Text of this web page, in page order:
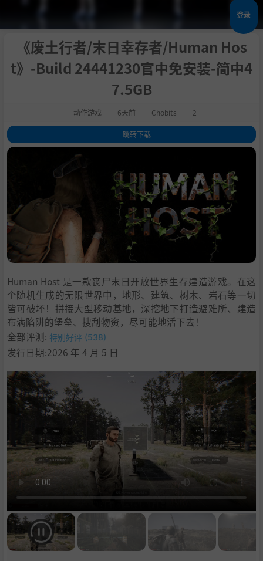
登录
《废土行者/末日幸存者/Human Hos
t》-Build 24441230官中免安装-简中4
7.5GB
动作游戏 6天前 Chobits 2
跳转下载
1.关于此游戏
● 全动态可破坏的世界：
5.● 超高自由度的建造：
6
● 随机生成的10种地貌：
● 各种不同的枪械：
8. ● 各种强大的陷阱：
10.“小心夜晚的尸潮，他们跑得飞快！”
11.系统需求
12. 支持作者
13.学习
Human Host 是一款丧尸末日开放世界生存建造游戏。在这
个随机生成的无限世界中，地形、建筑、树木、岩石等一切
皆可破坏！拼接大型移动基地，深挖地下打造避难所、建造
布满陷阱的堡垒、搜刮物资，尽可能地活下去！
全部评测: 特别好评 (538)
发行日期:2026 年 4 月 5 日